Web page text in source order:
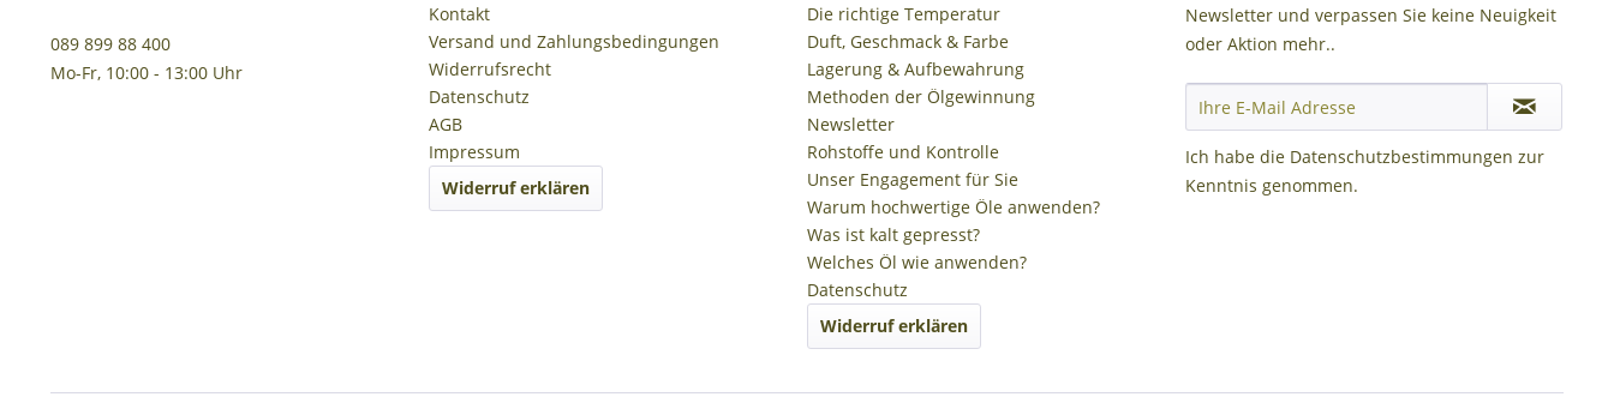
089 899 88 400
Mo-Fr, 10:00 - 13:00 Uhr
Kontakt
Versand und Zahlungsbedingungen
Widerrufsrecht
Datenschutz
AGB
Impressum
Widerruf erklären
Die richtige Temperatur
Duft, Geschmack & Farbe
Lagerung & Aufbewahrung
Methoden der Ölgewinnung
Newsletter
Rohstoffe und Kontrolle
Unser Engagement für Sie
Warum hochwertige Öle anwenden?
Was ist kalt gepresst?
Welches Öl wie anwenden?
Datenschutz
Widerruf erklären
Newsletter und verpassen Sie keine Neuigkeit
oder Aktion mehr..
Ich habe die Datenschutzbestimmungen zur
Kenntnis genommen.